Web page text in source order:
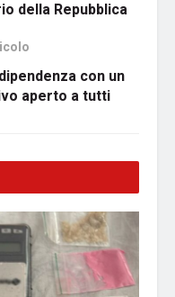
della Repubblica
con un
aperto a tutti